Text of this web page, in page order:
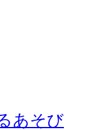
あそび